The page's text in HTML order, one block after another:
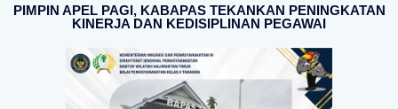
PIMPIN APEL PAGI, KABAPAS TEKANKAN PENINGKATAN
KINERJA DAN KEDISIPLINAN PEGAWAI